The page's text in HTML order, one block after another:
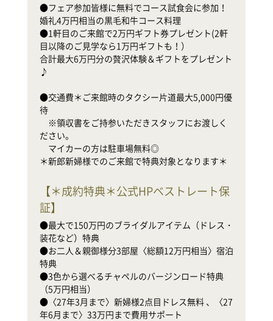
●フェア参加皆様に無料でコース試食会に参加！
婚礼4万円相当の黒毛和牛コース料理
●1軒目のご来館で2万円ギフト券プレゼント(2軒
目以降のご見学なら1万円ギフトも！）
合計最大6万円分の贅沢体験＆ギフトをプレゼント
♪
●交通費＊ご来館時のタクシー片道最大5,000円優
待
※領収書をご持参いただきスタッフにお渡しく
ださい。
マイカーの方は駐車場無料◎
＊新郎新婦様でのご来館で特典対象となります＊
【＊成約特典＊公式HPベストレート保
証】
●最大で150万円のブライダルアイテム（ドレス・
装花など）特典
●お二人＆親御様分3部屋〈総額12万円相当〉宿泊
特典
●3色から選べるチャペルのバージンロード特典
（5万円相当）
●〈27年3月まで〉新婦様2点目ドレス無料 、〈27
年6月まで〉33万円まで費用サポート